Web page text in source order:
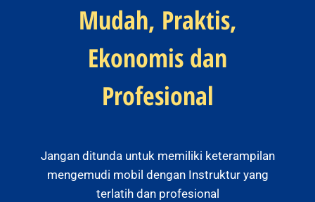
Mudah, Praktis,
Ekonomis dan
Profesional
Jangan ditunda untuk memiliki keterampilan
mengemudi mobil dengan Instruktur yang
terlatih dan profesional